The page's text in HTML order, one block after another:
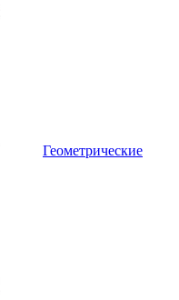
Геометрические